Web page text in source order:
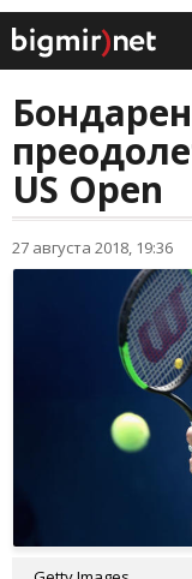
US Open
27 августа 2018, 19:36